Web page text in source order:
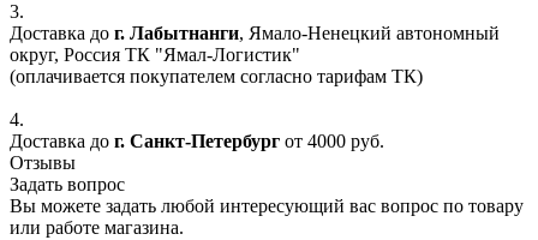
3.
Доставка до г. Лабытнанги, Ямало-Ненецкий автономный
округ, Россия ТК "Ямал-Логистик"
(оплачивается покупателем согласно тарифам ТК)
4.
Доставка до г. Санкт-Петербург от 4000 руб.
Отзывы
Задать вопрос
Вы можете задать любой интересующий вас вопрос по товару
или работе магазина.